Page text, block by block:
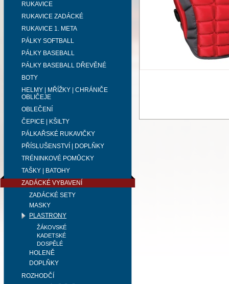
RUKAVICE
RUKAVICE ZADÁCKÉ
RUKAVICE 1. META
PÁLKY SOFTBALL
PÁLKY BASEBALL
PÁLKY BASEBALL DŘEVĚNÉ
BOTY
HELMY | MŘÍŽKY | CHRÁNIČE
OBLIČEJE
OBLEČENÍ
ČEPICE | KŠILTY
PÁLKAŘSKÉ RUKAVIČKY
PŘÍSLUŠENSTVÍ | DOPLŇKY
TRÉNINKOVÉ POMŮCKY
TAŠKY | BATOHY
ZADÁCKÉ VYBAVENÍ
ZADÁCKÉ SETY
MASKY
PLASTRONY
ŽÁKOVSKÉ
KADETSKÉ
DOSPĚLÉ
HOLENĚ
DOPLŇKY
ROZHODČÍ